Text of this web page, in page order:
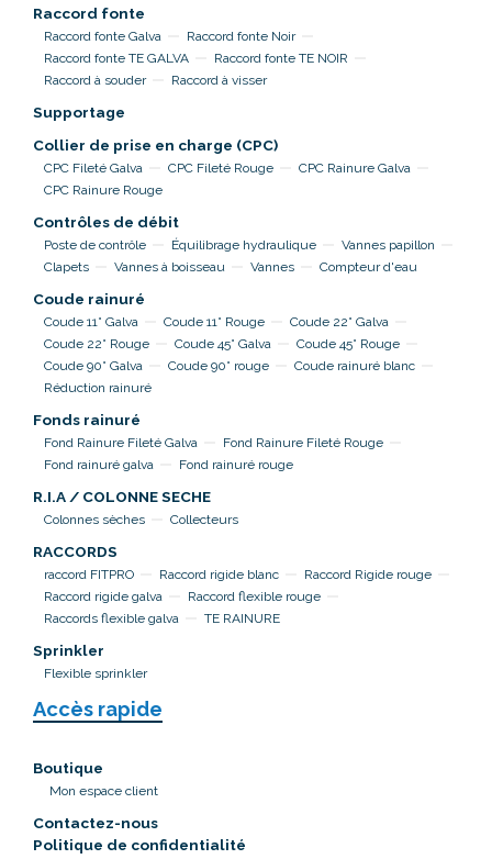
Raccord fonte
Raccord fonte Galva
Raccord fonte Noir
Raccord fonte TE GALVA
Raccord fonte TE NOIR
Raccord à souder
Raccord à visser
Supportage
Collier de prise en charge (CPC)
CPC Fileté Galva CPC Fileté Rouge
CPC Rainure Galva
CPC Rainure Rouge
Contrôles de débit
Poste de contrôle Équilibrage hydraulique
Vannes papillon
Clapets
Vannes à boisseau Vannes Compteur d'eau
Coude rainuré
Coude 11° Galva Coude 11° Rouge
Coude 22° Galva
Coude 22° Rouge
Coude 45° Galva
Coude 45° Rouge
Coude 90° Galva
Coude 90° rouge
Coude rainuré blanc
Réduction rainuré
Fonds rainuré
Fond Rainure Fileté Galva
Fond Rainure Fileté Rouge
Fond rainuré galva
Fond rainuré rouge
R.I.A / COLONNE SECHE
Colonnes sèches Collecteurs
RACCORDS
raccord FITPRO Raccord rigide blanc
Raccord Rigide rouge
Raccord rigide galva
Raccord flexible rouge
Raccords flexible galva
TE RAINURE
Sprinkler
Flexible sprinkler
Accès rapide
Boutique
Mon espace client
Contactez-nous
Politique de confidentialité